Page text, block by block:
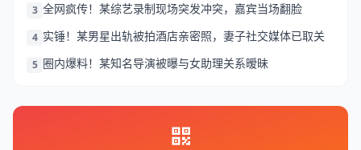
3 全网疯传！某综艺录制现场突发冲突，嘉宾当场翻脸
4 实锤！某男星出轨被拍酒店亲密照，妻子社交媒体已取关
5 圈内爆料！某知名导演被曝与女助理关系暧昧